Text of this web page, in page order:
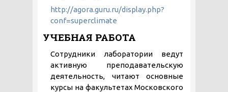
http://agora.guru.ru/display.php?
conf=superclimate
УЧЕБНАЯ РАБОТА
Сотрудники лаборатории ведут
активную преподавательскую
деятельность, читают основные
курсы на факультетах Московского